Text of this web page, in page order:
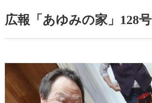
広報「あゆみの家」128号